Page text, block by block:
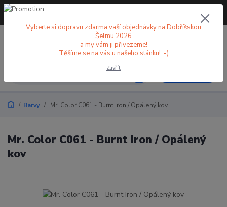
+420 773 998 582
Barvy Mr. Color C061 - Burnt Iron / Opálený kov
Mr. Color C061 - Burnt Iron / Opálený
kov
Vyberte si dopravu zdarma vaší objednávky na Dobříšskou
Šelmu 2026
a my vám ji přivezeme!
Těšíme se na vás u našeho stánku! :-)
Zavřít